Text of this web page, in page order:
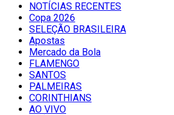
NOTÍCIAS RECENTES
Copa 2026
SELEÇÃO BRASILEIRA
Apostas
Mercado da Bola
FLAMENGO
SANTOS
PALMEIRAS
CORINTHIANS
AO VIVO